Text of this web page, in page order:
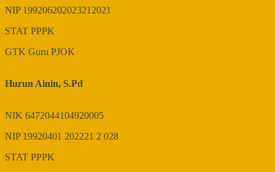
NIP 199206202023212021
STAT PPPK
GTK Guru PJOK
Hurun Ainin, S.Pd
NIK 6472044104920005
NIP 19920401 202221 2 028
STAT PPPK